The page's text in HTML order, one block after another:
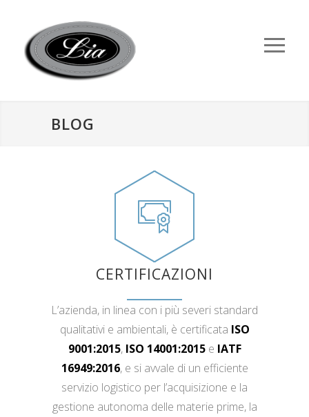
BLOG
CERTIFICAZIONI
L’azienda, in linea con i più severi standard
qualitativi e ambientali, è certificata ISO
9001:2015, ISO 14001:2015e IATF
16949:2016, e si avvale di un efficiente
servizio logistico per l’acquisizione e la
gestione autonoma delle materie prime, la